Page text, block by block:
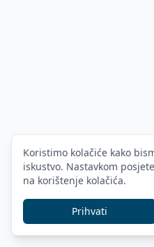
Koristimo kolačiće kako
iskustvo. Nastavkom
na korištenje kolačića.
Prihvati